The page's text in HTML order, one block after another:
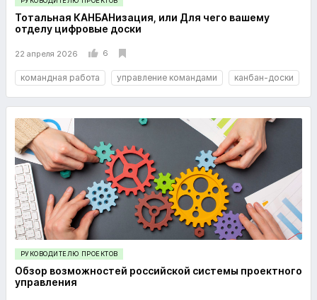
Тотальная КАНБАНизация, или Для чего вашему
отделу цифровые доски
22 апреля 2026 6
командная работа управление командами канбан-доски
РУКОВОДИТЕЛЮ ПРОЕКТОВ
Обзор возможностей российской системы проектного
управления